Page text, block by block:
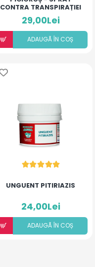
CONTRA TRANSPIRAȚIEI
29,00Lei
ADAUGÃ ÎN COȘ
UNGUENT PITIRIAZIS
24,00Lei
ADAUGÃ ÎN COȘ